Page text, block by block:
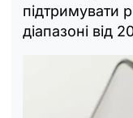
підтримувати
діапазоні від